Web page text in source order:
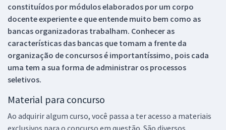
constituídos por módulos elaborados por um corpo
docente experiente e que entende muito bem como as
bancas organizadoras trabalham. Conhecer as
características das bancas que tomam a frente da
organização de concursos é importantíssimo, pois cada
uma tem a sua forma de administrar os processos
seletivos.
Material para concurso
Ao adquirir algum curso, você passa a ter acesso a materiais
exclusivos para o concurso em questão. São diversos